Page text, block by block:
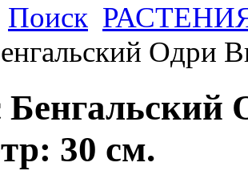
Поиск
Одри
30 см.